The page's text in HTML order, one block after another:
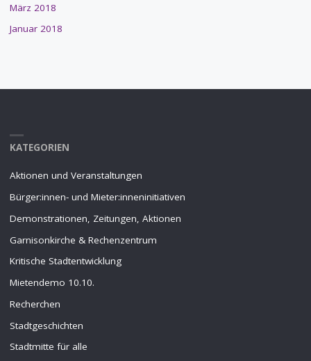
März 2018
Januar 2018
KATEGORIEN
Aktionen und Veranstaltungen
Bürger:innen- und Mieter:inneninitiativen
Demonstrationen, Zeitungen, Aktionen
Garnisonkirche & Rechenzentrum
Kritische Stadtentwicklung
Mietendemo 10.10.
Recherchen
Stadtgeschichten
Stadtmitte für alle